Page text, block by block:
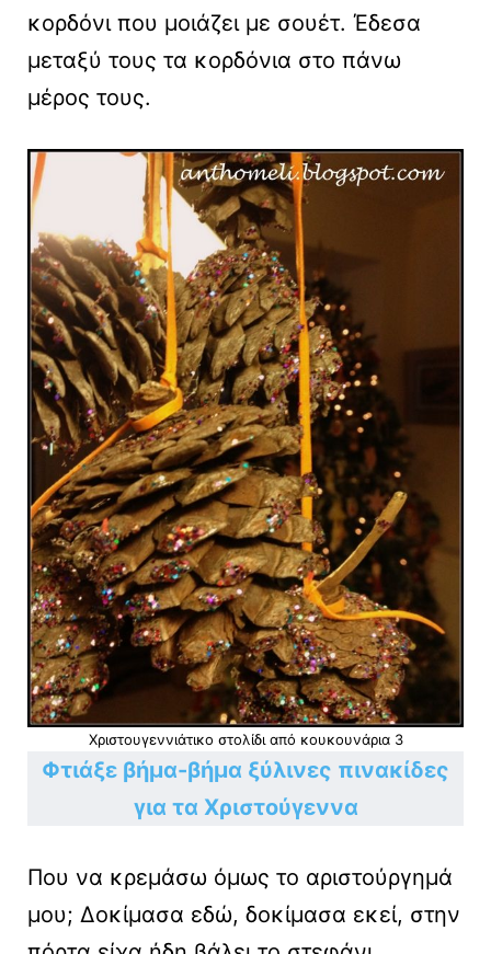
κορδόνι που μοιάζει με σουέτ. Έδεσα
μεταξύ τους τα κορδόνια στο πάνω
μέρος τους.
Χριστουγεννιάτικο στολίδι από κουκουνάρια 3
Φτιάξε βήμα-βήμα ξύλινες πινακίδες
για τα Χριστούγεννα
Που να κρεμάσω όμως το αριστούργημά
μου; Δοκίμασα εδώ, δοκίμασα εκεί, στην